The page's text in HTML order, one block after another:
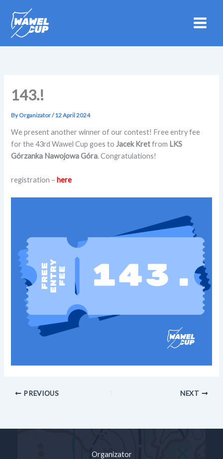
content
143.!
ByOrganizator/12 April 2024
We present another winner of our contest! Free entry fee
for the 43rd Wawel Cup goes toJacek Kretfrom LKS
Górzanka Nawojowa Góra. Congratulations!
registration –here
PREVIOUS NEXT
Organizator